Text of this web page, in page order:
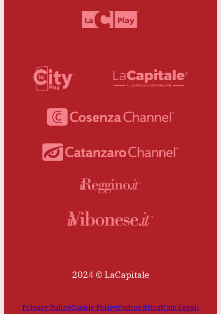
2024 © LaCapitale
Privacy PolicyCookie PolicyCodice EticoNote Legali